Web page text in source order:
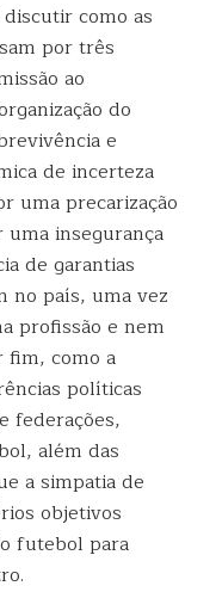
como as
por três
ao
do
e
de incerteza
uma precarização
insegurança
de garantias
no país, uma vez
profissão e nem
fim, como a
políticas
federações,
além das
a simpatia de
objetivos
futebol para